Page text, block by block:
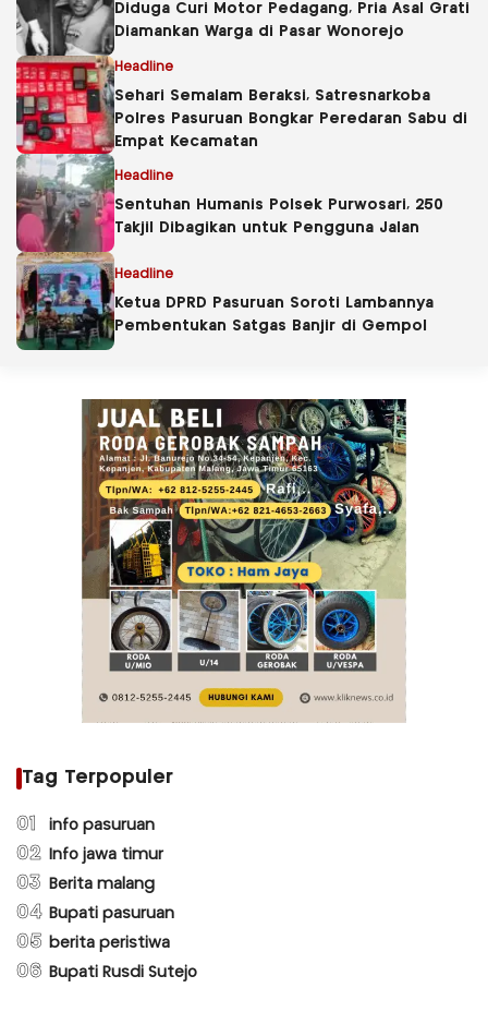
Diduga Curi Motor Pedagang, Pria Asal Grati
Diamankan Warga di Pasar Wonorejo
Headline
Sehari Semalam Beraksi, Satresnarkoba
Polres Pasuruan Bongkar Peredaran Sabu di
Empat Kecamatan
Headline
Sentuhan Humanis Polsek Purwosari, 250
Takjil Dibagikan untuk Pengguna Jalan
Headline
Ketua DPRD Pasuruan Soroti Lambannya
Pembentukan Satgas Banjir di Gempol
Tag Terpopuler
01 info pasuruan
02 Info jawa timur
03 Berita malang
04 Bupati pasuruan
05 berita peristiwa
06 Bupati Rusdi Sutejo